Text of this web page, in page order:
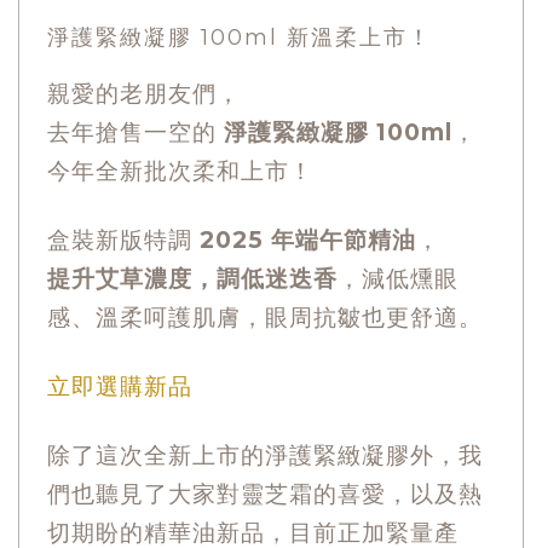
淨護緊緻凝膠 100ml 新溫柔上市！
親愛的老朋友們，
去年搶售一空的 淨護緊緻凝膠 100ml ，
今年全新批次柔和上市！
盒裝新版特調 2025 年端午節精油 ，
提升艾草濃度，調低迷迭香 ，減低燻眼
感、溫柔呵護肌膚，眼周抗皺也更舒適。
立即選購新品
除了這次全新上市的淨護緊緻凝膠外，我
們也聽見了大家對靈芝霜的喜愛，以及熱
切期盼的精華油新品，目前正加緊量產